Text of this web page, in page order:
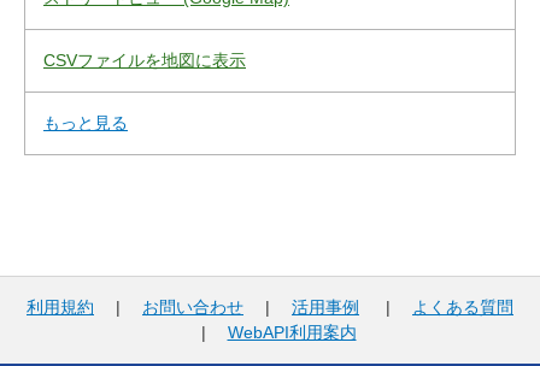
CSVファイルを地図に表示
もっと見る
利用規約 | お問い合わせ | 活用事例 |
よくある質問
| WebAPI利用案内